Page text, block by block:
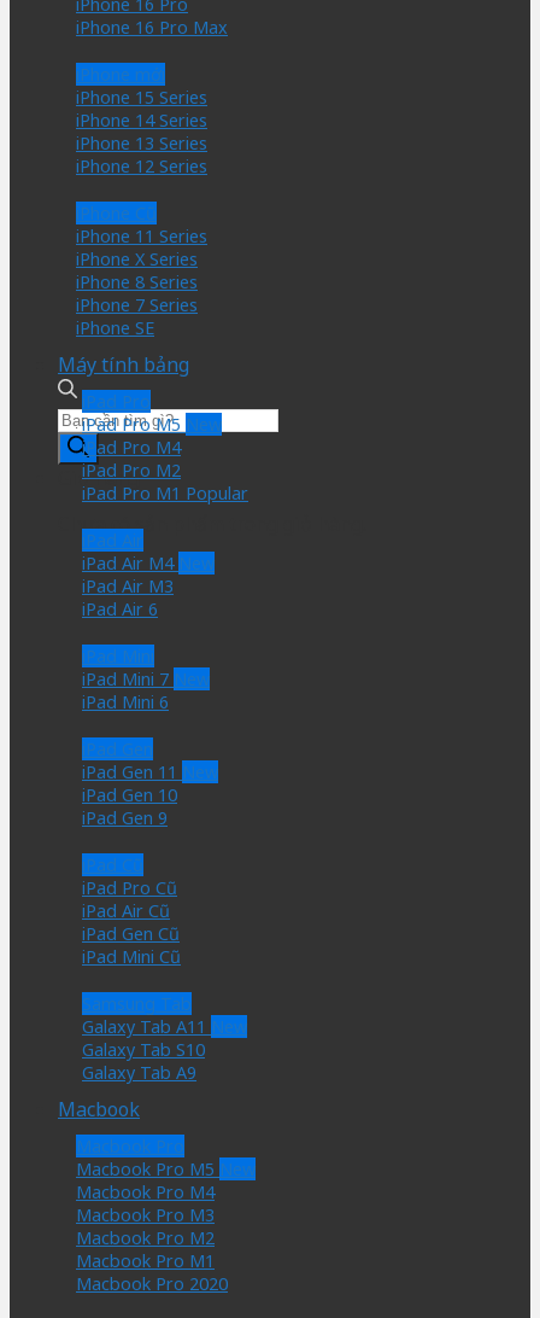
Tìm
kiếm
sản
phẩm
Giỏ hàng
Chưa có sản phẩm trong giỏ hàng.
iPhone 16 Pro Max
iPhone mới
iPhone 15 Series
iPhone 14 Series
iPhone 13 Series
iPhone 12 Series
iPhone Cũ
iPhone 11 Series
iPhone X Series
iPhone 8 Series
iPhone 7 Series
iPhone SE
Máy tính bảng
iPad Pro
iPad Pro M5
iPad Pro M4
iPad Pro M2
iPad Pro M1
iPad Air
iPad Air M4
iPad Air M3
iPad Air 6
iPad Mini
iPad Mini 7
iPad Mini 6
iPad Gen
iPad Gen 11
iPad Gen 10
iPad Gen 9
iPad Cũ
iPad Pro Cũ
iPad Air Cũ
iPad Gen Cũ
iPad Mini Cũ
Samsung Tab
Galaxy Tab A11
Galaxy Tab S10
Galaxy Tab A9
Macbook
Macbook Pro
Macbook Pro M5
Macbook Pro M4
Macbook Pro M3
Macbook Pro M2
Macbook Pro M1
Macbook Pro 2020